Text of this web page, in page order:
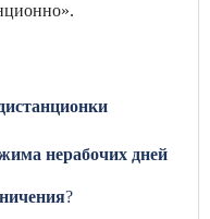
нерабочих дней
?